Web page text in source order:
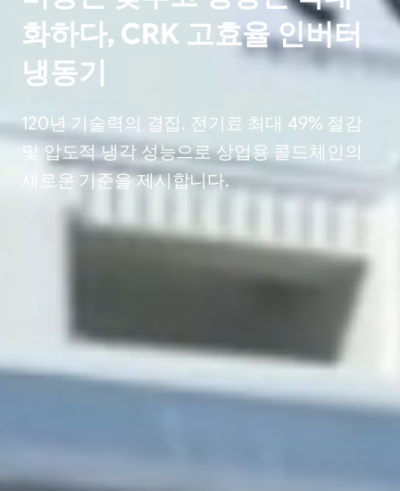
화하다, CRK 고효율 인버터
냉동기
120년 기술력의 결집. 전기료 최대 49% 절감
및 압도적 냉각 성능으로 상업용 콜드체인의
새로운 기준을 제시합니다.